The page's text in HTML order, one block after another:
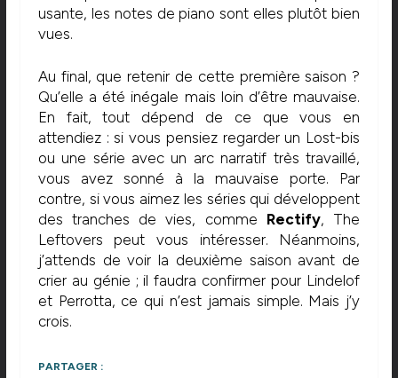
usante, les notes de piano sont elles plutôt bien
vues.
Au final, que retenir de cette première saison ?
Qu’elle a été inégale mais loin d’être mauvaise.
En fait, tout dépend de ce que vous en
attendiez : si vous pensiez regarder un Lost-bis
ou une série avec un arc narratif très travaillé,
vous avez sonné à la mauvaise porte. Par
contre, si vous aimez les séries qui développent
des tranches de vies, comme Rectify, The
Leftovers peut vous intéresser. Néanmoins,
j’attends de voir la deuxième saison avant de
crier au génie ; il faudra confirmer pour Lindelof
et Perrotta, ce qui n’est jamais simple. Mais j’y
crois.
PARTAGER :